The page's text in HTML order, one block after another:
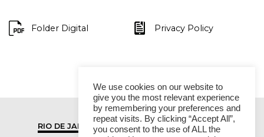
Folder Digital Privacy Policy
RIO DE JANEIRO SÃO PAULO
We use cookies on our website to
give you the most relevant experience
by remembering your preferences and
repeat visits. By clicking “Accept All”,
you consent to the use of ALL the